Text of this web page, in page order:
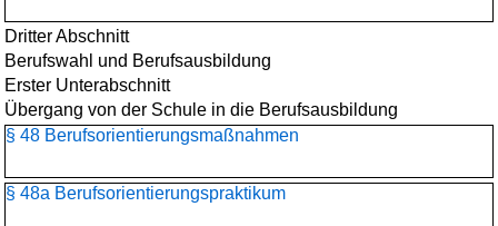
Dritter Abschnitt
Berufswahl und Berufsausbildung
Erster Unterabschnitt
Übergang von der Schule in die Berufsausbildung
§ 48 Berufsorientierungs­maßnahmen
§ 48a Berufsorientierungspraktikum